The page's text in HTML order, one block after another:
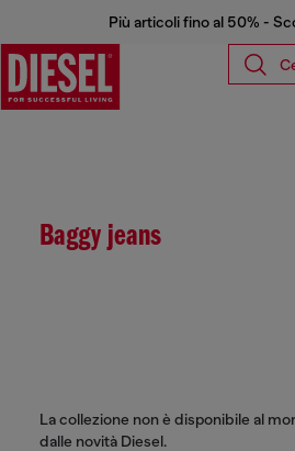
Più articoli fino al 50% -
Baggy jeans
La collezione non è disponibile al
dalle novità Diesel.